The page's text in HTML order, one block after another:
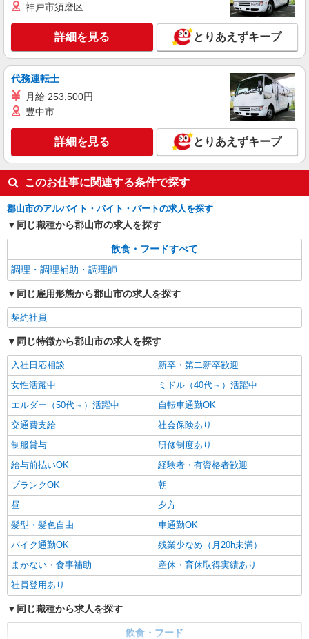
アルバイト パート
びっくりドンキー 冨久山店
びっくりドンキーのキッチンスタッフ
時給1,040円 18歳未満（高校生含む）時給
1,040円 深夜（22時以降 年少者不可）時給1,300
円 ☆12月31日〜1月3日まで年末年始手当有（時給
びっくりドンキー 冨久山店 福島県郡山市富
久山町久保田字上野137－2
詳細を見る
神戸市須磨区
詳細を見る とりあえずキープ
代務運転士
月給 253,500円
豊中市
詳細を見る とりあえずキープ
このお仕事に関連する条件で探す
郡山市のアルバイト・バイト・パートの求人を探す
同じ職種から郡山市の求人を探す
飲食・フードすべて
調理・調理補助・調理師
同じ雇用形態から郡山市の求人を探す
契約社員
同じ特徴から郡山市の求人を探す
入社日応相談
新卒・第二新卒歓迎
女性活躍中
ミドル（40代～）活躍中
エルダー（50代～）活躍中
自転車通勤OK
交通費支給
社会保険あり
制服貸与
研修制度あり
給与前払いOK
経験者・有資格者歓迎
ブランクOK
朝
昼
夕方
髪型・髪色自由
車通勤OK
バイク通勤OK
残業少なめ（月20h未満）
まかない・食事補助
産休・育休取得実績あり
社員登用あり
同じ職種から求人を探す
飲食・フード